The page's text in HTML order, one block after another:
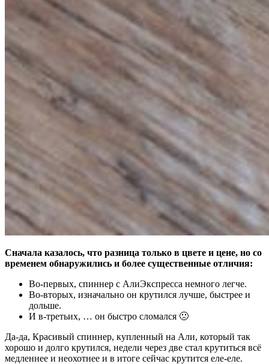
Сначала казалось, что разница только в цвете и цене, но со
временем обнаружились и более существенные отличия:
Во-первых, спиннер с АлиЭкспресса немного легче.
Во-вторых, изначально он крутился лучше, быстрее и
дольше.
И в-третьих, … он быстро сломался 🙁
Да-да, Красивый спиннер, купленный на Али, который так
хорошо и долго крутился, недели через две стал крутиться всё
медленнее и неохотнее и в итоге сейчас крутится еле-еле.